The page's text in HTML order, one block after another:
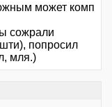
может комп
сожрали
попросил
мля.)